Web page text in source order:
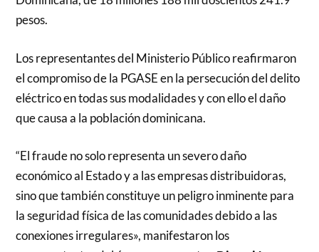
pesos.
Los representantes del Ministerio Público reafirmaron
el compromiso de la PGASE en la persecución del delito
eléctrico en todas sus modalidades y con ello el daño
que causa a la población dominicana.
“El fraude no solo representa un severo daño
económico al Estado y a las empresas distribuidoras,
sino que también constituye un peligro inminente para
la seguridad física de las comunidades debido a las
conexiones irregulares», manifestaron los